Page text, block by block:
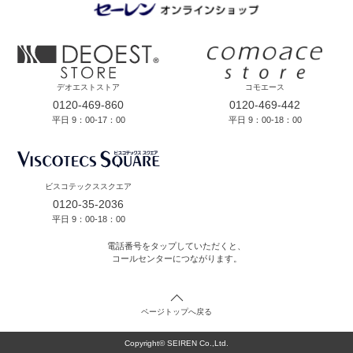
デオエストストア
0120-469-860
平日 9：00-17：00
コモエース
0120-469-442
平日 9：00-18：00
ビスコテックススクエア
0120-35-2036
平日 9：00-18：00
電話番号をタップしていただくと、
コールセンターにつながります。
ページトップへ戻る
Copyright© SEIREN Co.,Ltd.